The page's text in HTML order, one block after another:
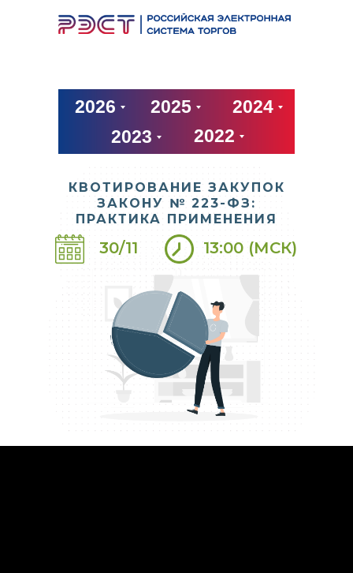
2022
2023
2024
2025
2026
13:00 (МСК)
30/11
КВОТИРОВАНИЕ ЗАКУПОК
ЗАКОНУ № 223-ФЗ:
ПРАКТИКА ПРИМЕНЕНИЯ